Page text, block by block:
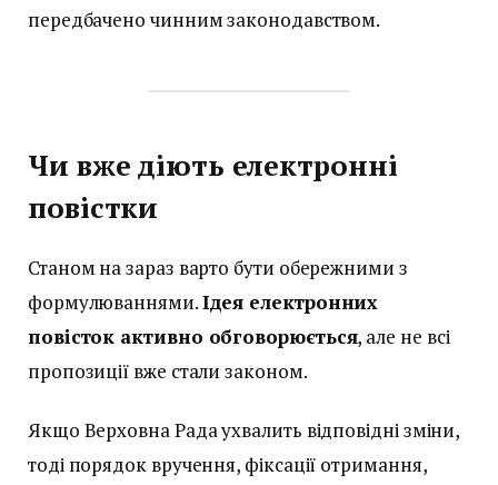
передбачено чинним законодавством.
Чи вже діють електронні
повістки
Станом на зараз варто бути обережними з
формулюваннями.Ідея електронних
повісток активно обговорюється, але не всі
пропозиції вже стали законом.
Якщо Верховна Рада ухвалить відповідні зміни,
тоді порядок вручення, фіксації отримання,